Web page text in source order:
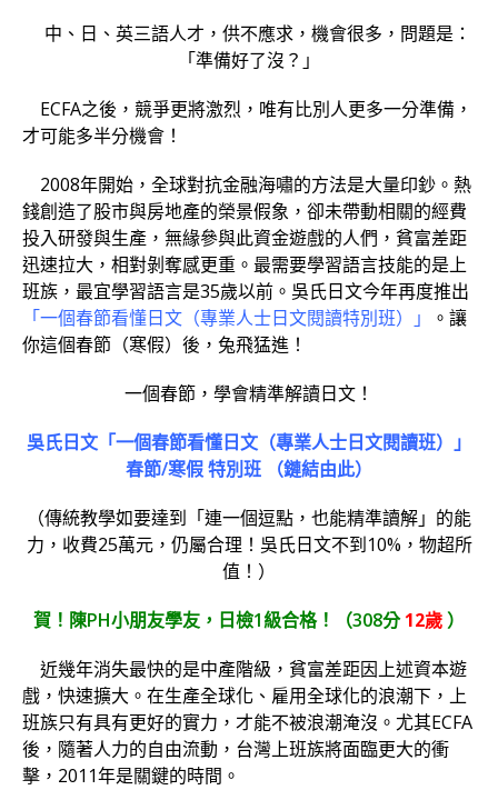
e
o
o
k
teg
m
h
at
r
n
o
中、日、英三語人才，供不應求，機會很多，問題是：
「準備好了沒？」
ECFA之後，競爭更將激烈，唯有比別人更多一分準備，
才可能多半分機會！
2008年開始，全球對抗金融海嘯的方法是大量印鈔。熱
錢創造了股市與房地產的榮景假象，卻未帶動相關的經費
投入研發與生產，無緣參與此資金遊戲的人們，貧富差距
迅速拉大，相對剝奪感更重。最需要學習語言技能的是上
班族，最宜學習語言是35歲以前。吳氏日文今年再度推出
「一個春節看懂日文（專業人士日文閱讀特別班）」
。讓
你這個春節（寒假）後，兔飛猛進！
一個春節，學會精準解讀日文！
吳氏日文「一個春節看懂日文（專業人士日文閱讀班）」
春節/寒假 特別班 （鏈結由此）
（傳統教學如要達到「連一個逗點，也能精準讀解」的能
力，收費25萬元，仍屬合理！吳氏日文不到10%，物超所
值！）
賀！陳PH小朋友學友，日檢1級合格！（308分12歲）
近幾年消失最快的是中產階級，貧富差距因上述資本遊
戲，快速擴大。在生產全球化、雇用全球化的浪潮下，上
班族只有具有更好的實力，才能不被浪潮淹沒。尤其ECFA
後，隨著人力的自由流動，台灣上班族將面臨更大的衝
擊，2011年是關鍵的時間。